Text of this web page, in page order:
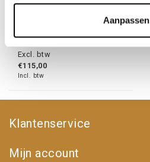
Aanpassen
€95,04
Excl. btw
€115,00
Incl. btw
Klantenservice
Mijn account